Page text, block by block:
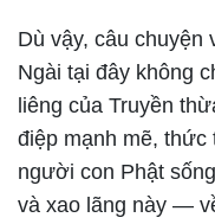
Dù vậy, câu chuyện
Ngài tại đây không
liêng của Truyền
điệp mạnh mẽ,
người con Phật
và xao lãng này —